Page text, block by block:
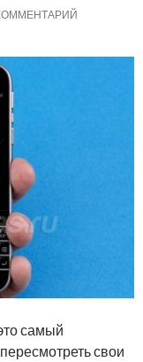
самый
свои